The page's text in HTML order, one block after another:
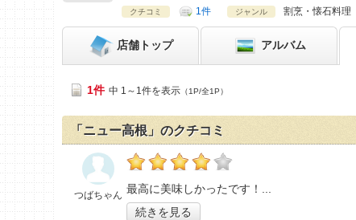
クチコミ 1件 ジャンル 割烹・懐石料理
店舗 トップ アルバム
1件 中 1～1件を表示 （1P/全1P）
「ニュー高根」のクチコミ
つばちゃんの「ニュー高根>」おすすめ度：
最高に美味しかったです！
続きを見る
つばちゃん